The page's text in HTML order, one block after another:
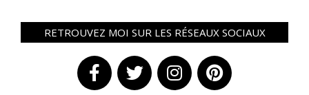
RETROUVEZ MOI SUR LES RÉSEAUX SOCIAUX